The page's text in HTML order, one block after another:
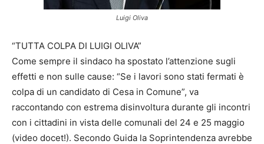
Luigi Oliva
“TUTTA COLPA DI LUIGI OLIVA”
Come sempre il sindaco ha spostato l’attenzione sugli
effetti e non sulle cause: “Se i lavori sono stati fermati è
colpa di un candidato di Cesa in Comune”, va
raccontando con estrema disinvoltura durante gli incontri
con i cittadini in vista delle comunali del 24 e 25 maggio
(video docet!). Secondo Guida la Soprintendenza avrebbe